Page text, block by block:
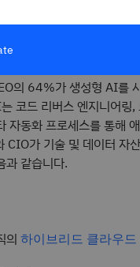
인지를 결정해야 하는 난
의 64%가 생성형 AI를
코드 리버스 엔지니어링,
자동화 프로세스를 통해
CIO가 기술 및 데이터 자
과 같습니다.
의 하이브리드 클라우드